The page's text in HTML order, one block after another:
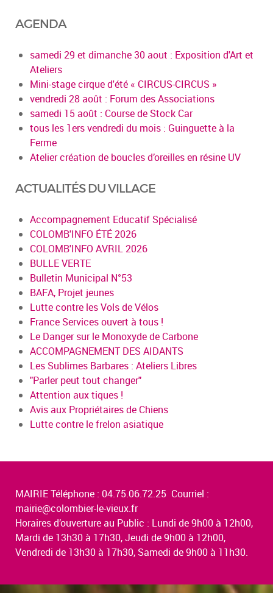
AGENDA
samedi 29 et dimanche 30 aout : Exposition d'Art et
Ateliers
Mini-stage cirque d'été « CIRCUS-CIRCUS »
vendredi 28 août : Forum des Associations
samedi 15 août : Course de Stock Car
tous les 1ers vendredi du mois : Guinguette à la
Ferme
Atelier création de boucles d’oreilles en résine UV
ACTUALITÉS DU VILLAGE
Accompagnement Educatif Spécialisé
COLOMB'INFO ÉTÉ 2026
COLOMB'INFO AVRIL 2026
BULLE VERTE
Bulletin Municipal N°53
BAFA, Projet jeunes
Lutte contre les Vols de Vélos
France Services ouvert à tous !
Le Danger sur le Monoxyde de Carbone
ACCOMPAGNEMENT DES AIDANTS
Les Sublimes Barbares : Ateliers Libres
"Parler peut tout changer"
Attention aux tiques !
Avis aux Propriétaires de Chiens
Lutte contre le frelon asiatique
MAIRIE Téléphone : 04.75.06.72.25 Courriel :
mairie@colombier-le-vieux.fr
Horaires d’ouverture au Public : Lundi de 9h00 à 12h00,
Mardi de 13h30 à 17h30, Jeudi de 9h00 à 12h00,
Vendredi de 13h30 à 17h30, Samedi de 9h00 à 11h30.